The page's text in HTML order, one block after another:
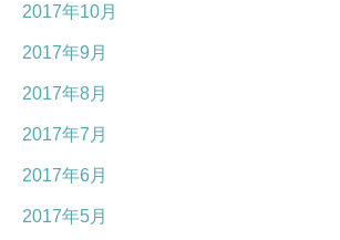
2017年10月
2017年9月
2017年8月
2017年7月
2017年6月
2017年5月